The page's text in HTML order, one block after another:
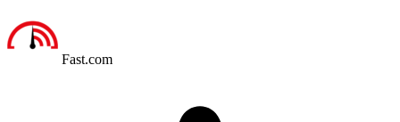
Fast.com